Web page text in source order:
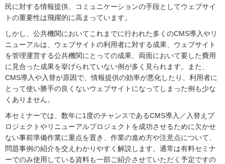
民に対する情報提供、コミュニケーションの手段としてウェブサイ
トの重要性は飛躍的に高まっています。
しかし、公共機関においてこれまでに行われた多くのCMS導入やリ
ニューアルは、ウェブサイトの利用者に対する成果、ウェブサイト
を管理運営する公共機関にとっての成果、両面において要した費用
に見合った成果を挙げられていない例が多く見られます。また、
CMS導入や入替が原因で、情報提供の効率が悪化したり、利用者に
とって使い勝手の良くないウェブサイトになってしまった例も少な
くありません。
本セミナーでは、数年に1度のチャンスであるCMS導入／入替えプ
ロジェクトやリニューアルプロジェクトを成功させるために欠かせ
ない事前準備作業に重点を置き、作業の進め方や注意点について、
問題事例の紹介を交えわかりやすく解説します。通常は有料セミナ
ーでのみ使用している資料も一部ご紹介させていただく予定ですの